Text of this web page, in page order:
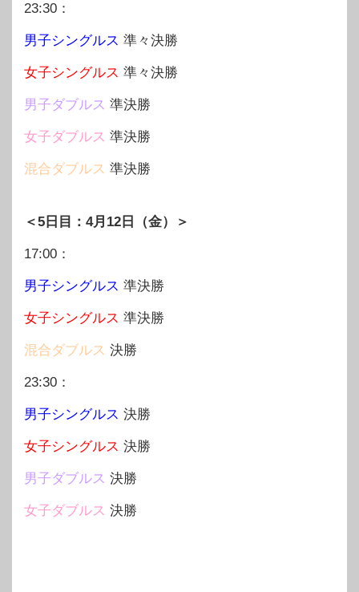
23:30：
男子シングルス 準々決勝
女子シングルス 準々決勝
男子ダブルス 準決勝
女子ダブルス 準決勝
混合ダブルス 準決勝
＜5日目：4月12日（金）＞
17:00：
男子シングルス 準決勝
女子シングルス 準決勝
混合ダブルス 決勝
23:30：
男子シングルス 決勝
女子シングルス 決勝
男子ダブルス 決勝
女子ダブルス 決勝